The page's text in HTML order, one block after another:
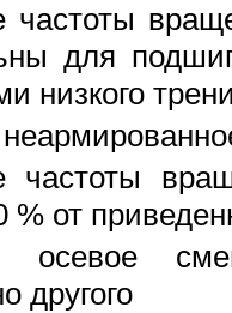
частоты
для
низкого
частоты
% от
осевое
другого